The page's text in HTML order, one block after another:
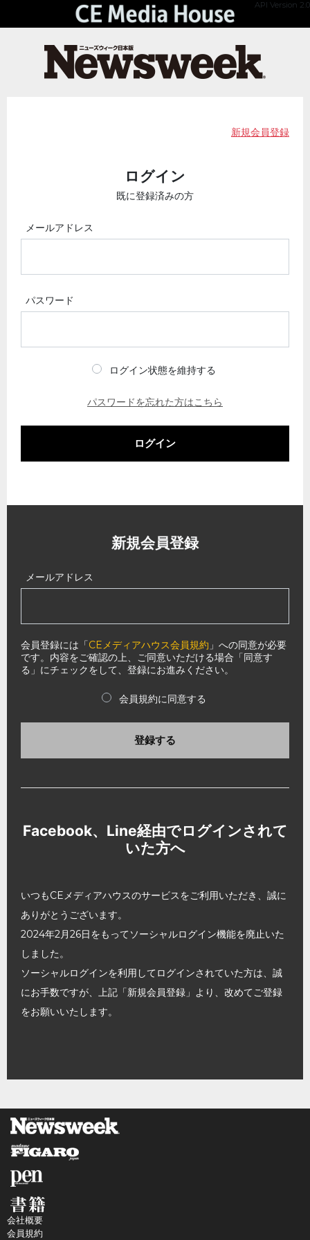
API Version 2.0
新規会員登録
ログイン
既に登録済みの方
メールアドレス
パスワード
ログイン状態を維持する
パスワードを忘れた方はこちら
ログイン
新規会員登録
メールアドレス
会員登録には「CEメディアハウス会員規約 」への同意が必要
です。内容をご確認の上、ご同意いただける場合「同意す
る」にチェックをして、登録にお進みください。
会員規約に同意する
登録する
Facebook、Line経由でログインされて
いた方へ
いつもCEメディアハウスのサービスをご利用いただき、誠に
ありがとうございます。
2024年2月26日をもってソーシャルログイン機能を廃止いた
しました。
ソーシャルログインを利用してログインされていた方は、誠
にお手数ですが、上記「新規会員登録」より、改めてご登録
をお願いいたします。
会社概要
会員規約